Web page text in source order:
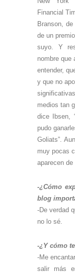
Financial
Branson,
de un
suyo. Y
nombre que
entender,
y que no
medios tan
dice Ibsen,
pudo
Goliats”.
muy pocas
aparecen de
-¿Cómo
blog
-De verdad
no lo sé.
-¿Y cómo
-Me
salir más